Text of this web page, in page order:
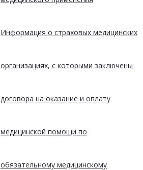
Информация о страховых медицинских
организациях, с которыми заключены
договора на оказание и оплату
медицинской помощи по
обязательному медицинскому